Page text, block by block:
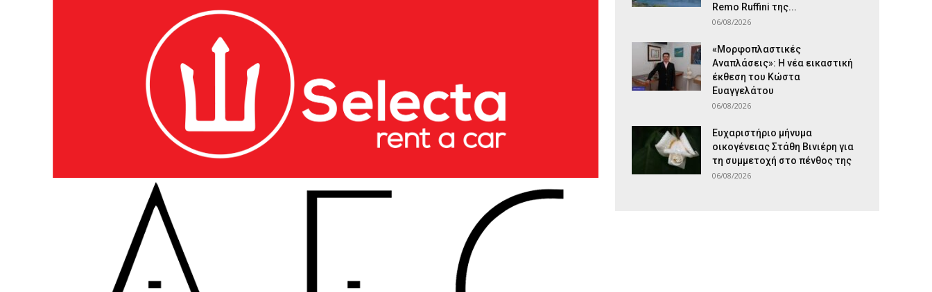
Remo Ruffini της...
06/08/2026
«Μορφοπλαστικές
Αναπλάσεις»: Η νέα εικαστική
έκθεση του Κώστα
Ευαγγελάτου
06/08/2026
Ευχαριστήριο μήνυμα
οικογένειας Στάθη Βινιέρη για
τη συμμετοχή στο πένθος της
06/08/2026